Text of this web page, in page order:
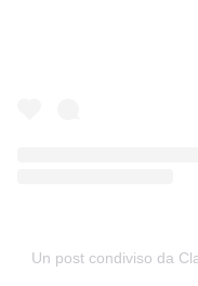
Un post condiviso da